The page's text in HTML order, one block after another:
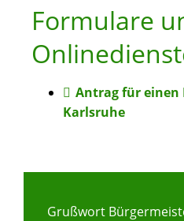
Formulare
Antrag für einen
Karlsruhe
Grußwort